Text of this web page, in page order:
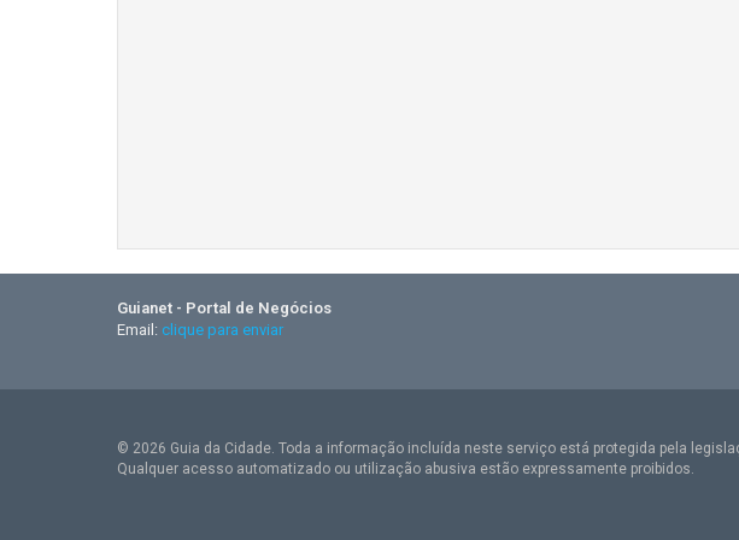
Guianet - Portal de Negócios
Email: clique para enviar
© 2026 Guia da Cidade. Toda a informação incluída neste serviço está protegida pela
Qualquer acesso automatizado ou utilização abusiva estão expressamente proibidos.